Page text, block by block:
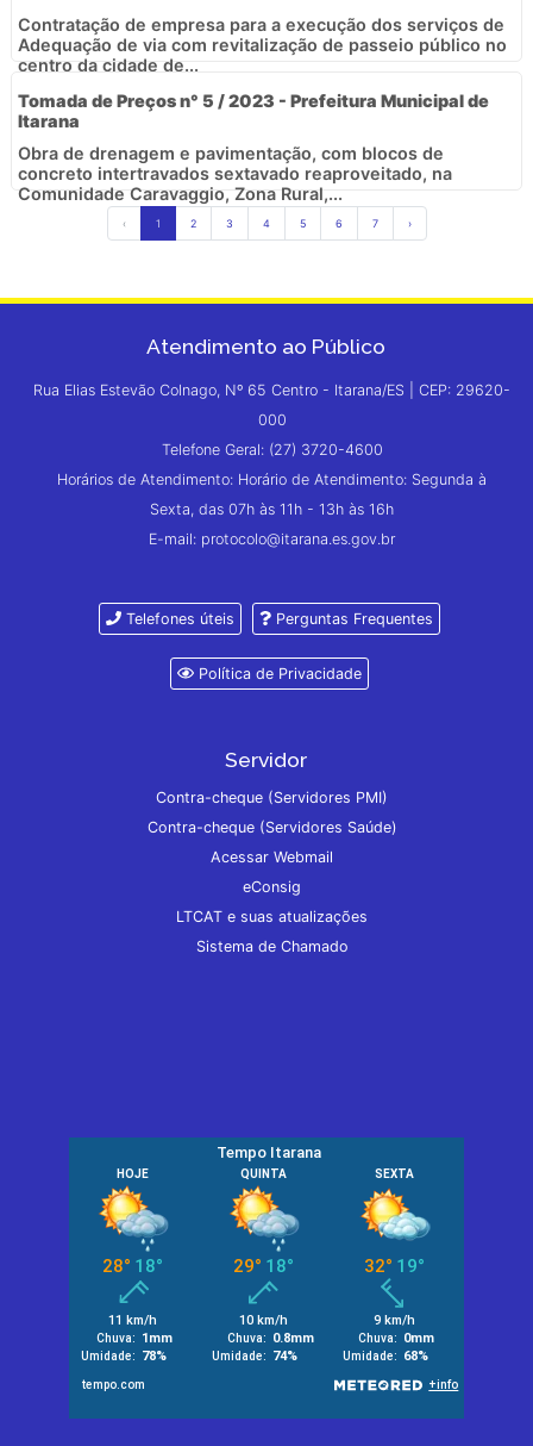
Contratação de empresa para a execução dos serviços de
Adequação de via com revitalização de passeio público no
centro da cidade de...
Tomada de Preços n° 5 / 2023 - Prefeitura Municipal de
Itarana
Obra de drenagem e pavimentação, com blocos de
concreto intertravados sextavado reaproveitado, na
Comunidade Caravaggio, Zona Rural,...
‹ 1 2 3 4 5 6 7 ›
Atendimento ao Público
Rua Elias Estevão Colnago, Nº 65 Centro - Itarana/ES | CEP: 29620-
000
Telefone Geral: (27) 3720-4600
Horários de Atendimento: Horário de Atendimento: Segunda à
Sexta, das 07h às 11h - 13h às 16h
E-mail: protocolo@itarana.es.gov.br
Telefones úteis Perguntas Frequentes
Política de Privacidade
Servidor
Contra-cheque (Servidores PMI)
Contra-cheque (Servidores Saúde)
Acessar Webmail
eConsig
LTCAT e suas atualizações
Sistema de Chamado